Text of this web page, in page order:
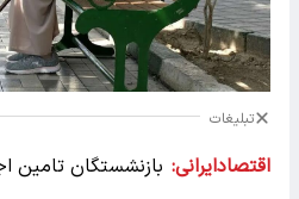
تبلیغات
اقتصادایرانی: بازنشستگان تامین